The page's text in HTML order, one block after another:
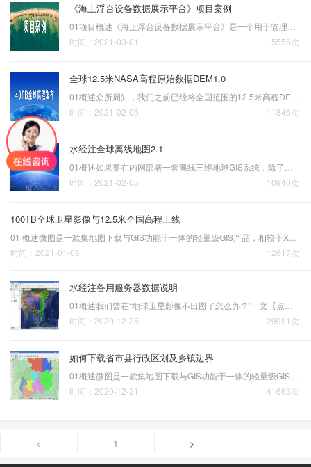
《海上浮台设备数据展示平台》项目案例
5556次
时间：2021-03-01
全球12.5米NASA高程原始数据DEM1.0
11846次
时间：2021-02-05
水经注全球离线地图2.1
10940次
时间：2021-02-05
100TB全球卫星影像与12.5米全国高程上线
12617次
时间：2021-01-06
水经注备用服务器数据说明
29991次
时间：2020-12-25
如何下载省市县行政区划及乡镇边界
41663次
时间：2020-12-21
< 1 >